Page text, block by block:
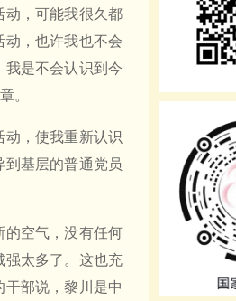
动，可能我很久都
动，也许我也不会
我是不会认识到今
。
，使我重新认识
基层的普通党员
的空气，没有任何
强太多了。这也充
部说，黎川是中